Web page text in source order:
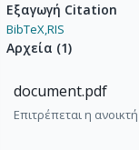
Εξαγωγή Citation
BibTeX,RIS
Αρχεία (1)
document.pdf
Επιτρέπεται η